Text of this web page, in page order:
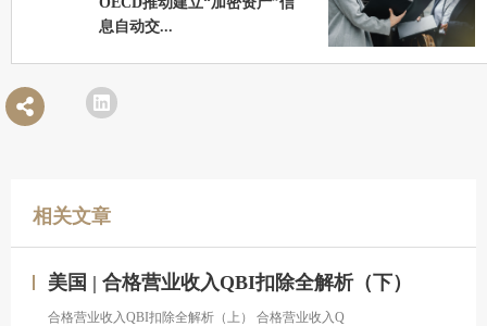
息自动交...
相关文章
美国 | 合格营业收入QBI扣除全解析（下）
合格营业收入QBI扣除全解析（上） 合格营业收入Q